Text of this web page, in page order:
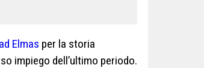
Elmas per la storia
impiego dell’ultimo periodo.